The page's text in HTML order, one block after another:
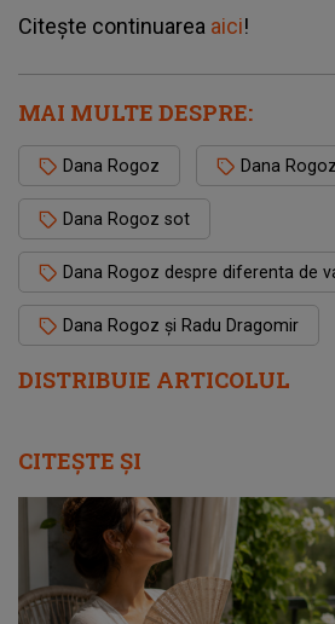
DISTRIBUIE ARTICOLUL
Citește continuarea aici!
MAI MULTE DESPRE:
Dana Rogoz Dana
Dana Rogoz sot
Dana Rogoz despre diferenta de
Dana Rogoz și Radu Dragomir
CITEȘTE ȘI